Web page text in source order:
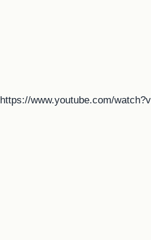
https://www.youtube.com/